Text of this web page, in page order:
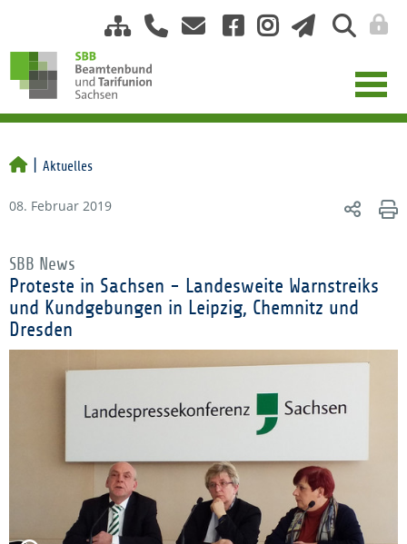
Aktuelles
08. Februar 2019
SBB News
Proteste in Sachsen - Landesweite Warnstreiks
und Kundgebungen in Leipzig, Chemnitz und
Dresden